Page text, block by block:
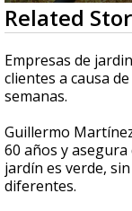
0
seconds
of
2
minutes,
26
seconds
Related
Empresas de
clientes a causa
semanas.
Guillermo
60 años y
jardín es verde,
diferentes.